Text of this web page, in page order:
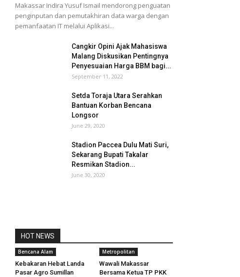
Makassar Indira Yusuf Ismail mendorong penguatan
penginputan dan pemutakhiran data warga dengan
pemanfaatan IT melalui Aplikasi...
Cangkir Opini Ajak Mahasiswa
Malang Diskusikan Pentingnya
Penyesuaian Harga BBM bagi...
September 11, 2022
Setda Toraja Utara Serahkan
Bantuan Korban Bencana
Longsor
June 29, 2020
Stadion Paccea Dulu Mati Suri,
Sekarang Bupati Takalar
Resmikan Stadion...
June 30, 2020
HOT NEWS
Bencana Alam
Kebakaran Hebat Landa
Pasar Agro Sumillan
Metropolitan
Wawali Makassar
Bersama Ketua TP PKK